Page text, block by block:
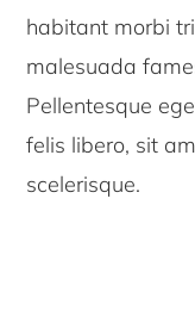
habitant morbi
malesuada
Pellentesque
felis libero, sit
scelerisque.